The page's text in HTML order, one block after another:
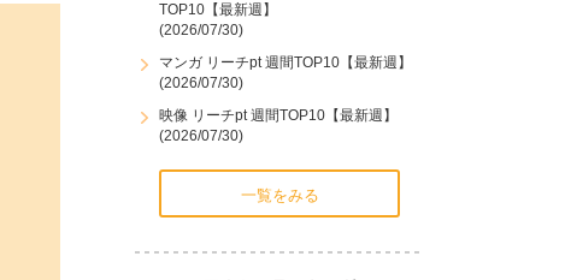
TOP10【最新週】
(2026/07/30)
マンガ リーチpt 週間TOP10【最新週】
(2026/07/30)
映像 リーチpt 週間TOP10【最新週】
(2026/07/30)
一覧をみる